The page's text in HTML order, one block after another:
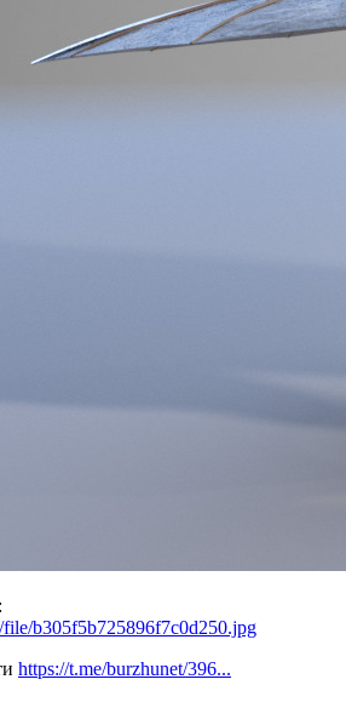
file/b305f5b725896f7c0d250.jpg
https://t.me/burzhunet/396...